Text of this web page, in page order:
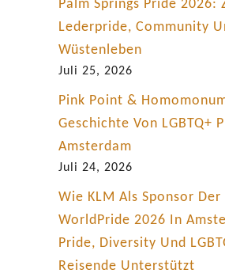
Palm Springs Pride 2026:
Lederpride, Community
Wüstenleben
Juli 25, 2026
Pink Point &
Geschichte Von LGBTQ+
Amsterdam
Juli 24, 2026
Wie KLM Als Sponsor Der
WorldPride 2026 In
Pride, Diversity Und
Reisende Unterstützt